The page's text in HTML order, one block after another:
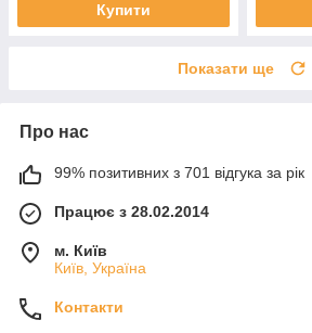
Купити
Показати ще
Про нас
99% позитивних з 701 відгука за рік
Працює з 28.02.2014
м. Київ
Київ, Україна
Контакти